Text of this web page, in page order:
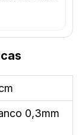
0,3mm